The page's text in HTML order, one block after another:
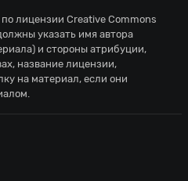
лицензии Creative Commons
указать имя автора
и стороны атрибуции,
название лицензии,
на материал, если они